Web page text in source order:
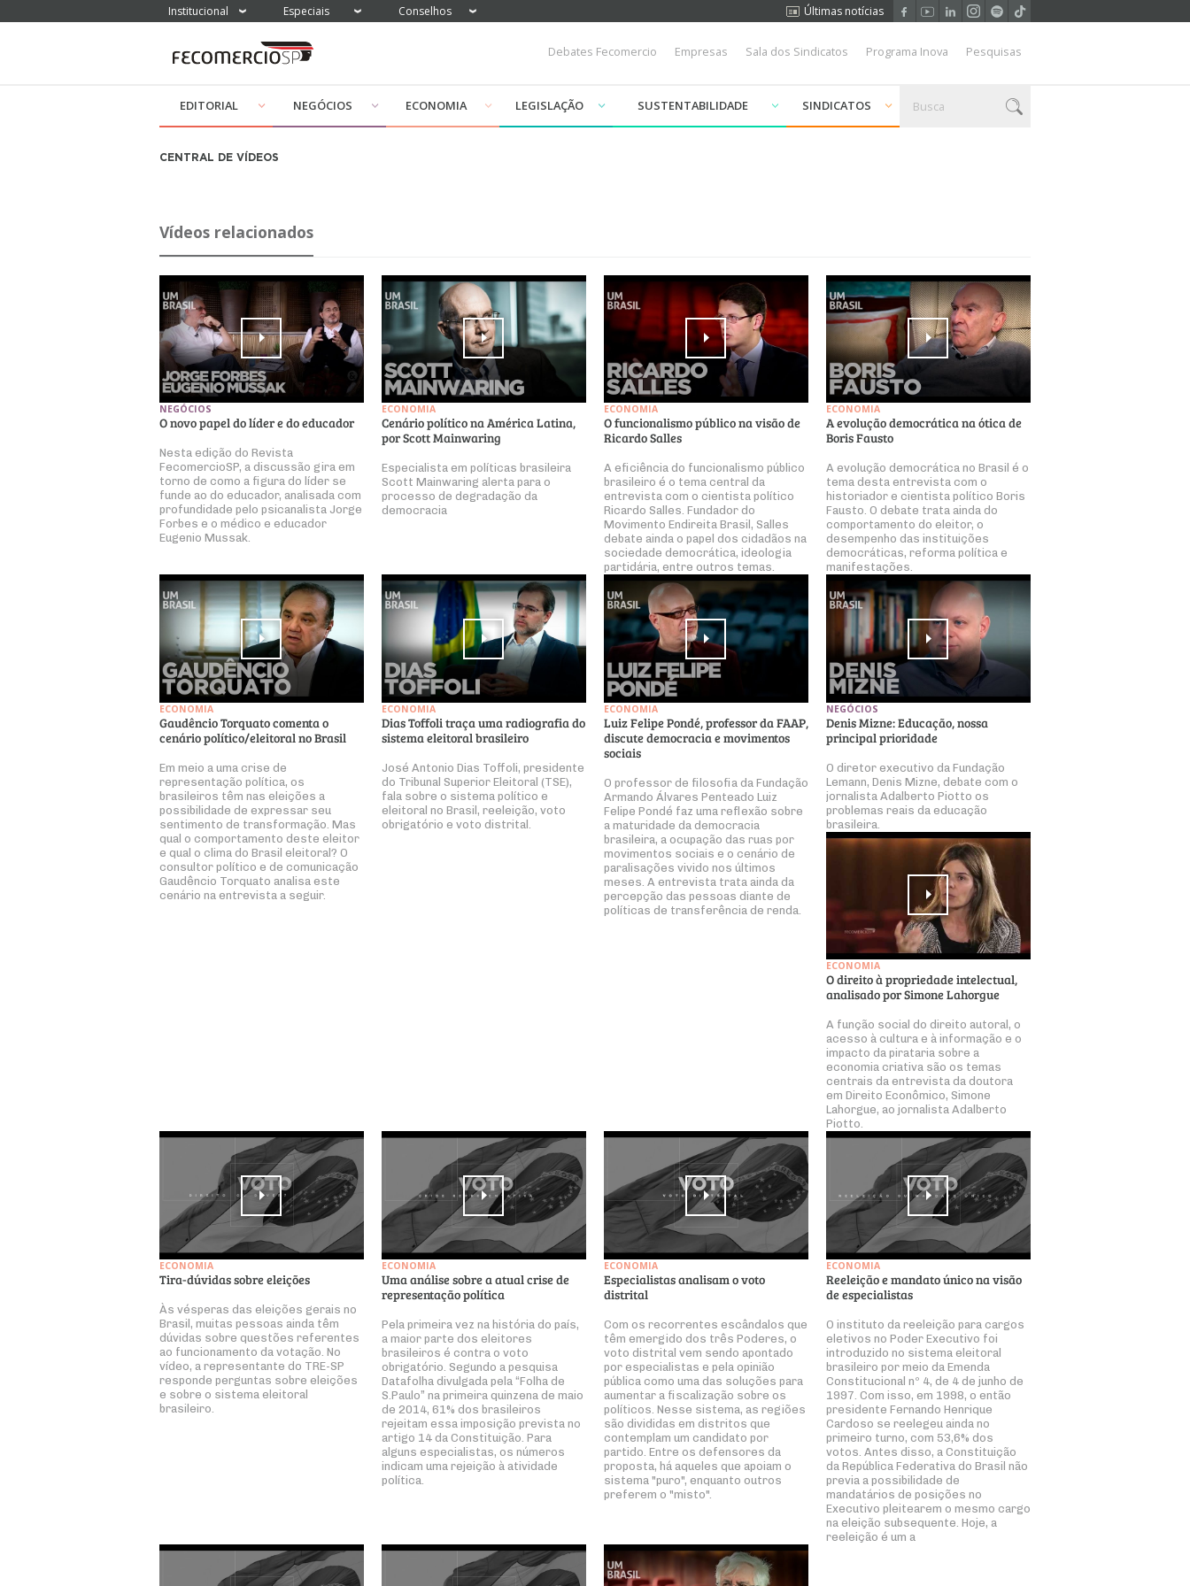
Institucional Especiais Conselhos Últimas notícias
Debates Fecomercio Empresas Sala dos Sindicatos Programa Inova Pesquisas
EDITORIAL NEGÓCIOS ECONOMIA LEGISLAÇÃO SUSTENTABILIDADE SINDICATOS
CENTRAL DE VÍDEOS
Vídeos relacionados
NEGÓCIOS
O novo papel do líder e do educador
Nesta edição do Revista
FecomercioSP, a discussão gira em
torno de como a figura do líder se
funde ao do educador, analisada com
profundidade pelo psicanalista Jorge
Forbes e o médico e educador
Eugenio Mussak.
ECONOMIA
Cenário político na América Latina,
por Scott Mainwaring
Especialista em políticas brasileira
Scott Mainwaring alerta para o
processo de degradação da
democracia
ECONOMIA
O funcionalismo público na visão de
Ricardo Salles
A eficiência do funcionalismo público
brasileiro é o tema central da
entrevista com o cientista político
Ricardo Salles. Fundador do
Movimento Endireita Brasil, Salles
debate ainda o papel dos cidadãos na
sociedade democrática, ideologia
partidária, entre outros temas.
ECONOMIA
A evolução democrática na ótica de
Boris Fausto
A evolução democrática no Brasil é o
tema desta entrevista com o
historiador e cientista político Boris
Fausto. O debate trata ainda do
comportamento do eleitor, o
desempenho das instituições
democráticas, reforma política e
manifestações.
ECONOMIA
Gaudêncio Torquato comenta o
cenário político/eleitoral no Brasil
Em meio a uma crise de
representação política, os
brasileiros têm nas eleições a
possibilidade de expressar seu
sentimento de transformação. Mas
qual o comportamento deste eleitor
e qual o clima do Brasil eleitoral? O
consultor político e de comunicação
Gaudêncio Torquato analisa este
cenário na entrevista a seguir.
ECONOMIA
Dias Toffoli traça uma radiografia do
sistema eleitoral brasileiro
José Antonio Dias Toffoli, presidente
do Tribunal Superior Eleitoral (TSE),
fala sobre o sistema político e
eleitoral no Brasil, reeleição, voto
obrigatório e voto distrital.
ECONOMIA
Luiz Felipe Pondé, professor da FAAP,
discute democracia e movimentos
sociais
O professor de filosofia da Fundação
Armando Álvares Penteado Luiz
Felipe Pondé faz uma reflexão sobre
a maturidade da democracia
brasileira, a ocupação das ruas por
movimentos sociais e o cenário de
paralisações vivido nos últimos
meses. A entrevista trata ainda da
percepção das pessoas diante de
políticas de transferência de renda.
NEGÓCIOS
Denis Mizne: Educação, nossa
principal prioridade
O diretor executivo da Fundação
Lemann, Denis Mizne, debate com o
jornalista Adalberto Piotto os
problemas reais da educação
brasileira.
ECONOMIA
O direito à propriedade intelectual,
analisado por Simone Lahorgue
A função social do direito autoral, o
acesso à cultura e à informação e o
impacto da pirataria sobre a
economia criativa são os temas
centrais da entrevista da doutora
em Direito Econômico, Simone
Lahorgue, ao jornalista Adalberto
Piotto.
ECONOMIA
Tira-dúvidas sobre eleições
Às vésperas das eleições gerais no
Brasil, muitas pessoas ainda têm
dúvidas sobre questões referentes
ao funcionamento da votação. No
vídeo, a representante do TRE-SP
responde perguntas sobre eleições
e sobre o sistema eleitoral
brasileiro.
ECONOMIA
Uma análise sobre a atual crise de
representação política
Pela primeira vez na história do país,
a maior parte dos eleitores
brasileiros é contra o voto
obrigatório. Segundo a pesquisa
Datafolha divulgada pela “Folha de
S.Paulo” na primeira quinzena de maio
de 2014, 61% dos brasileiros
rejeitam essa imposição prevista no
artigo 14 da Constituição. Para
alguns especialistas, os números
indicam uma rejeição à atividade
política.
ECONOMIA
Especialistas analisam o voto
distrital
Com os recorrentes escândalos que
têm emergido dos três Poderes, o
voto distrital vem sendo apontado
por especialistas e pela opinião
pública como uma das soluções para
aumentar a fiscalização sobre os
políticos. Nesse sistema, as regiões
são divididas em distritos que
contemplam um candidato por
partido. Entre os defensores da
proposta, há aqueles que apoiam o
sistema "puro", enquanto outros
preferem o "misto".
ECONOMIA
Reeleição e mandato único na visão
de especialistas
O instituto da reeleição para cargos
eletivos no Poder Executivo foi
introduzido no sistema eleitoral
brasileiro por meio da Emenda
Constitucional nº 4, de 4 de junho de
1997. Com isso, em 1998, o então
presidente Fernando Henrique
Cardoso se reelegeu ainda no
primeiro turno, com 53,6% dos
votos. Antes disso, a Constituição
da República Federativa do Brasil não
previa a possibilidade de
mandatários de posições no
Executivo pleitearem o mesmo cargo
na eleição subsequente. Hoje, a
reeleição é um a